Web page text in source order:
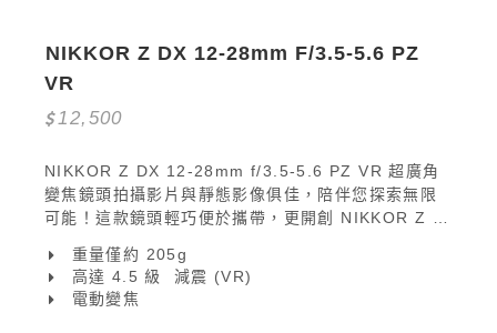
NIKKOR Z DX 12-28mm F/3.5-5.6 PZ
VR
12,500
NIKKOR Z DX 12-28mm f/3.5-5.6 PZ VR 超廣角
變焦鏡頭拍攝影片與靜態影像俱佳，陪伴您探索無限
可能！這款鏡頭輕巧便於攜帶，更開創 NIKKOR Z 先
Vlogger、美食達人或是旅遊 KOL，都可帶來更多繽
紛畫面，為創作內容增添精彩！
重量僅約 205g
高達 4.5 級  減震 (VR)
電動變焦